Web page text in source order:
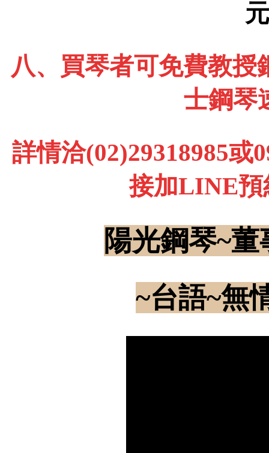
八、買琴者可免費教授
士鋼琴
詳情洽(02)29318985或
接加LINE預
陽光鋼琴~
~台語~無